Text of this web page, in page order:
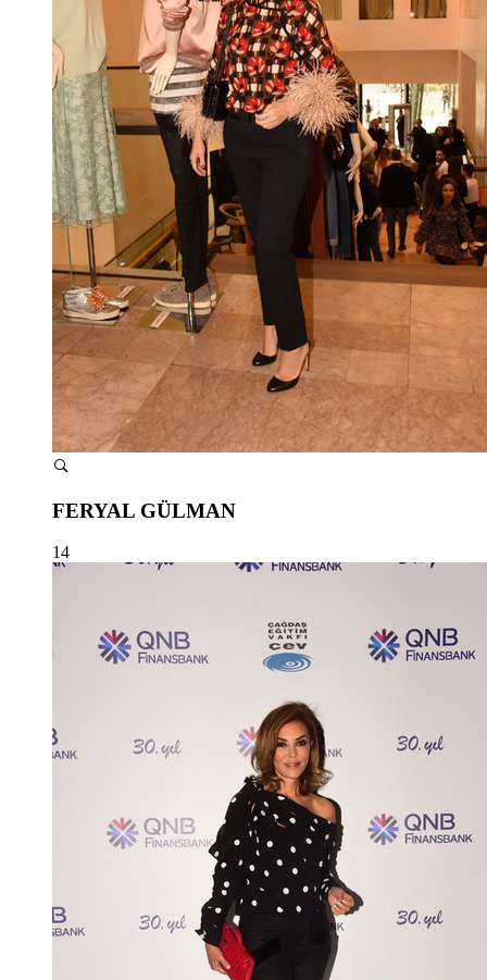
FERYAL GÜLMAN
14